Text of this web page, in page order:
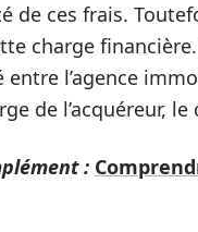
de ces frais.
charge
l’agence
de l’acquéreur,
: